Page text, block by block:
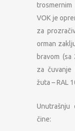
VOK je
za
orman
bravom (sa
za čuvanje
žuta – RAL
Unutrašnju
čine: